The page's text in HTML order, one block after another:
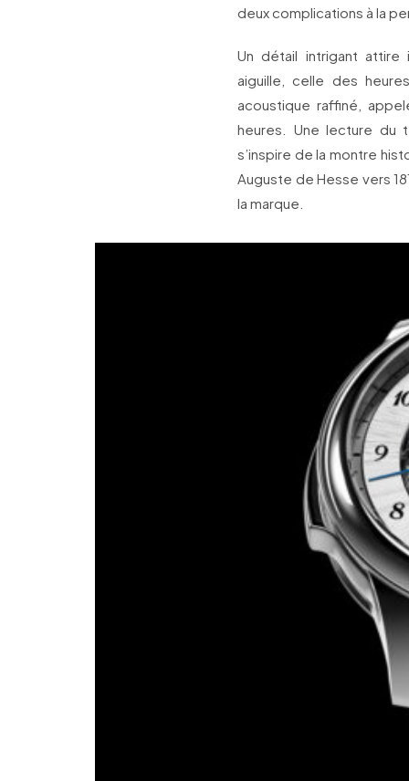
deux complications à la
Un détail intrigant attire
aiguille, celle des
acoustique raffiné,
heures. Une lecture du
s’inspire de la montre
Auguste de Hesse vers
la marque.